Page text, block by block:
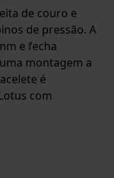
de couro e
de pressão. A
e fecha
montagem a
é
com